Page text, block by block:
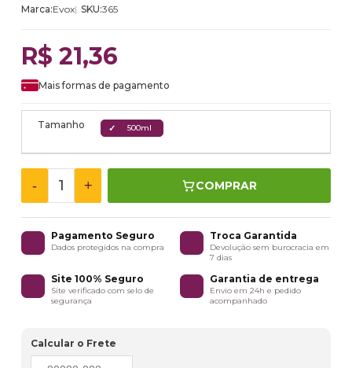
Marca:Evox SKU:365
R$ 21,36
Mais formas de pagamento
Tamanho 500ml
- + COMPRAR
Pagamento Seguro
Dados protegidos na compra
Troca Garantida
Devolução sem burocracia em
7 dias
Site 100% Seguro
Site verificado com selo de
segurança
Garantia de entrega
Envio em 24h e pedido
acompanhado
Calcular o Frete